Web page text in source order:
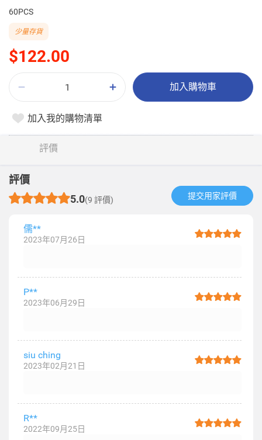
60PCS
$122.00
少量存貨
加入購物車
加入我的購物清單
評價
評價
5.0(9 評價) 提交用家評價​
儒**
2023年07月26日
P**
2023年06月29日
siu ching
2023年02月21日
R**
2022年09月25日